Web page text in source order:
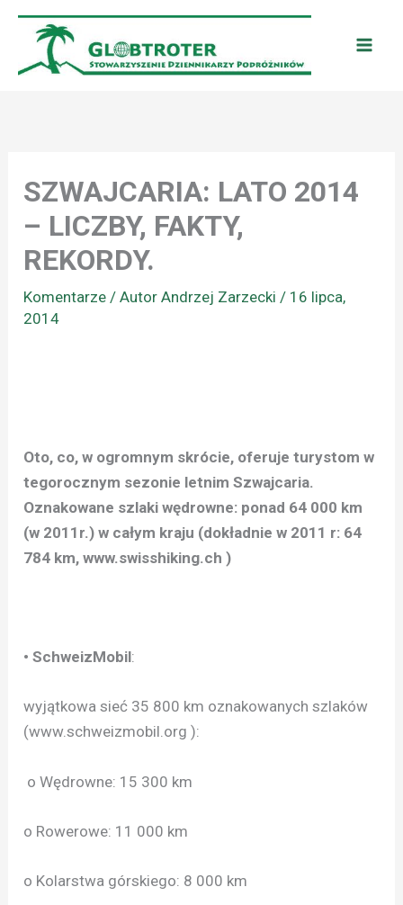
Przejdź
treści
SZWAJCARIA: LATO 2014
– LICZBY, FAKTY,
REKORDY.
Komentarze / Autor Andrzej Zarzecki/ 16 lipca,
2014
Oto, co, w ogromnym skrócie, oferuje turystom w
tegorocznym sezonie letnim Szwajcaria.
Oznakowane szlaki wędrowne: ponad 64 000 km
(w 2011r.) w całym kraju (dokładnie w 2011 r: 64
784 km, www.swisshiking.ch )
• SchweizMobil:
wyjątkowa sieć 35 800 km oznakowanych szlaków
(www.schweizmobil.org ):
o Wędrowne: 15 300 km
o Rowerowe: 11 000 km
o Kolarstwa górskiego: 8 000 km